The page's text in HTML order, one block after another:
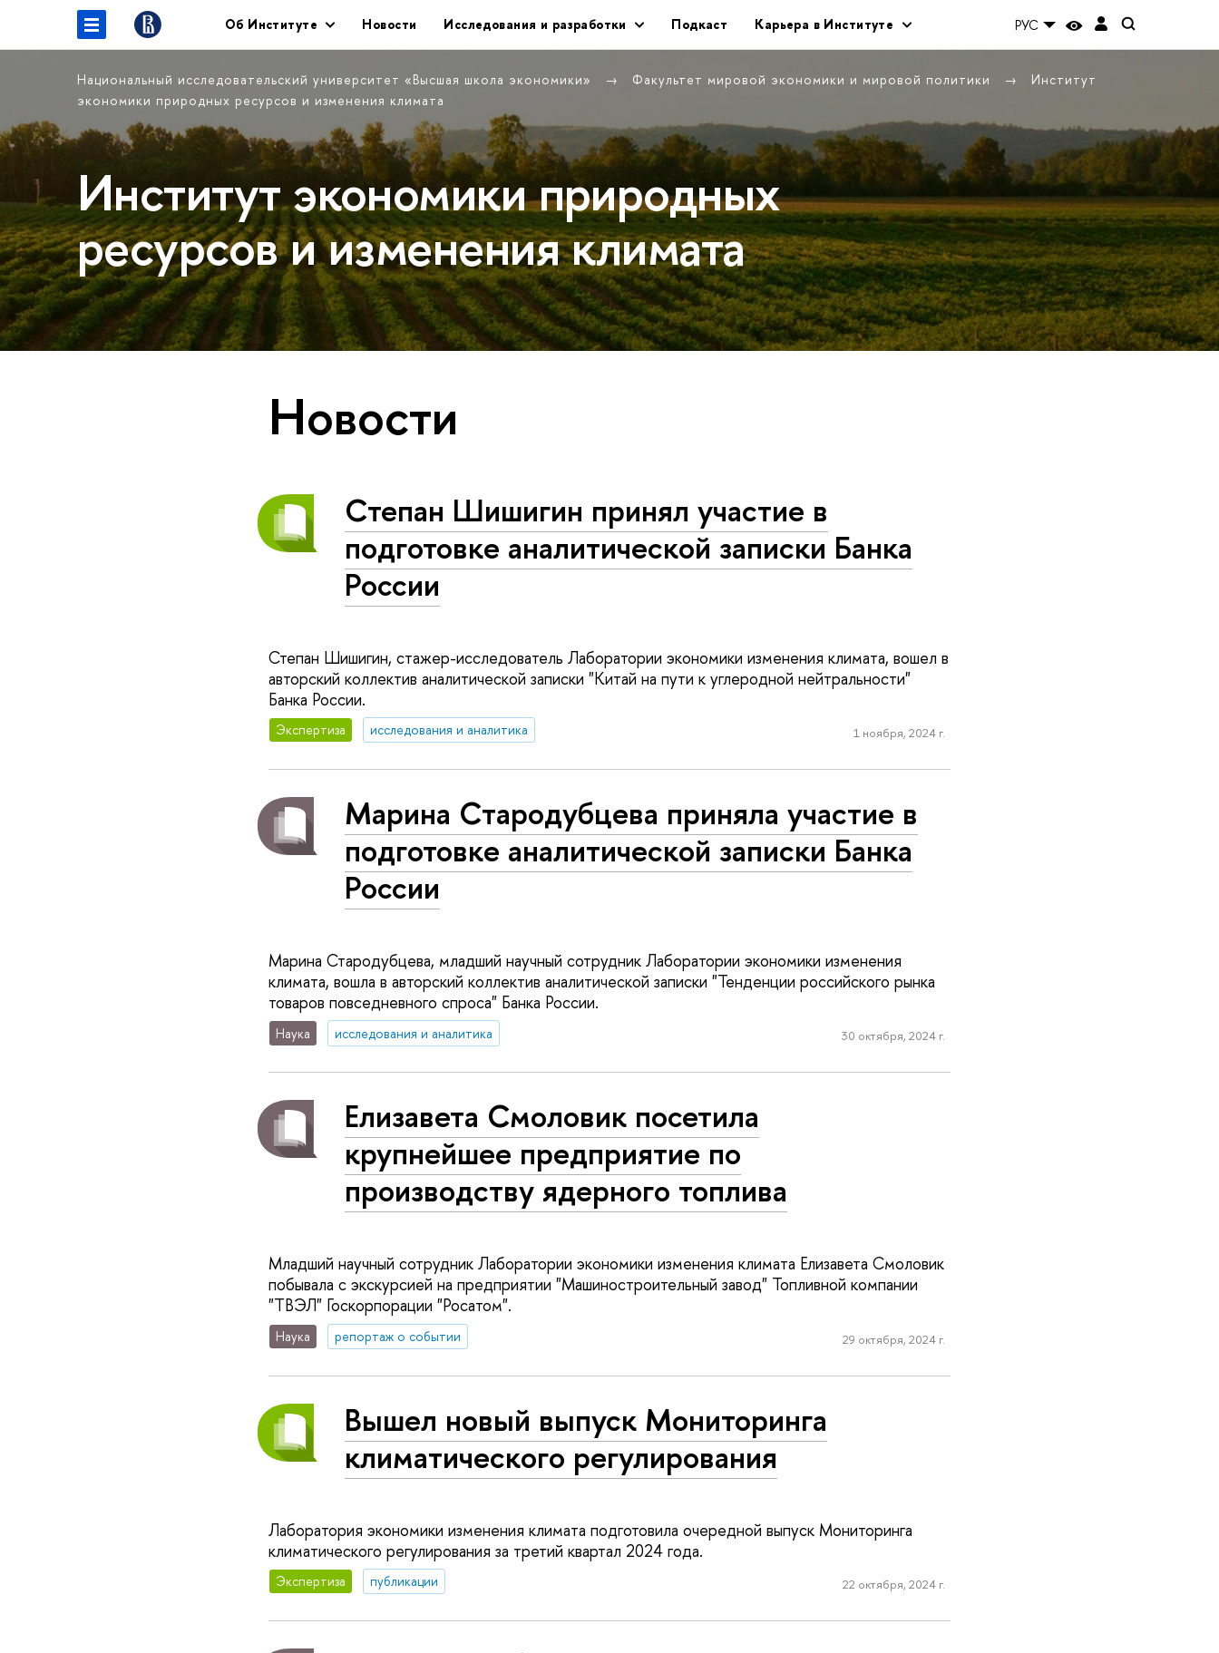
Об Институте Новости Исследования и разработки Подкаст Карьера в Институте РУС
Национальный исследовательский университет «Высшая школа экономики» Факультет мировой экономики и мировой политики
Институт
экономики природных ресурсов и изменения климата
Институт экономики природных
ресурсов и изменения климата
Новости
Степан Шишигин принял участие в
подготовке аналитической записки Банка
России
Степан Шишигин, стажер-исследователь Лаборатории экономики изменения климата, вошел в
авторский коллектив аналитической записки "Китай на пути к углеродной нейтральности"
Банка России.
Экспертиза исследования и аналитика 1 ноября, 2024 г.
Марина Стародубцева приняла участие в
подготовке аналитической записки Банка
России
Марина Стародубцева, младший научный сотрудник Лаборатории экономики изменения
климата, вошла в авторский коллектив аналитической записки "Тенденции российского рынка
товаров повседневного спроса" Банка России.
Наука исследования и аналитика 30 октября, 2024 г.
Елизавета Смоловик посетила
крупнейшее предприятие по
производству ядерного топлива
Младший научный сотрудник Лаборатории экономики изменения климата Елизавета Смоловик
побывала с экскурсией на предприятии "Машиностроительный завод" Топливной компании
"ТВЭЛ" Госкорпорации "Росатом".
Наука репортаж о событии 29 октября, 2024 г.
Вышел новый выпуск Мониторинга
климатического регулирования
Лаборатория экономики изменения климата подготовила очередной выпуск Мониторинга
климатического регулирования за третий квартал 2024 года.
Экспертиза публикации 22 октября, 2024 г.